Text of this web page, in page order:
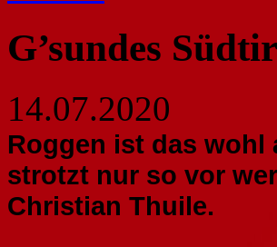
G’sundes
14.07.2020
Roggen ist das wohl
strotzt nur so vor
Christian Thuile.